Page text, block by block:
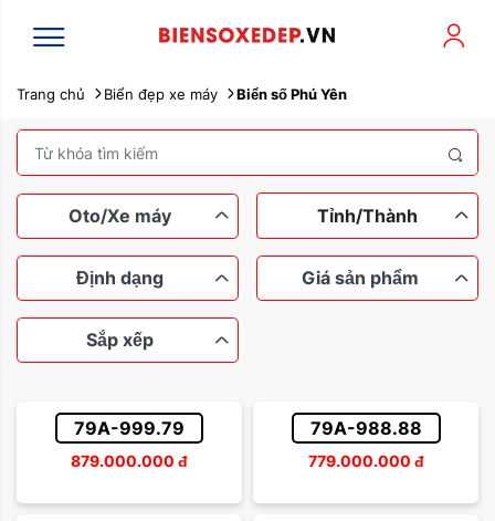
Trang chủ Biển đẹp xe máy Biển số Phú Yên
Oto/Xe máy
Xe máy Ô tô
Tỉnh/Thành
Định dạng
Lộc phát Thần tài
Giá sản phẩm
Từ 100 đến 200 triệu
Sắp xếp
Sắp xếp theo tên
Sắp xếp theo giá tăng dần
79A-999.79
879.000.000 đ
79A-988.88
779.000.000 đ